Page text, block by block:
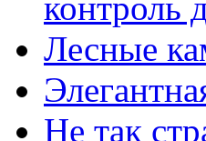
контроль
Лесные
Не так